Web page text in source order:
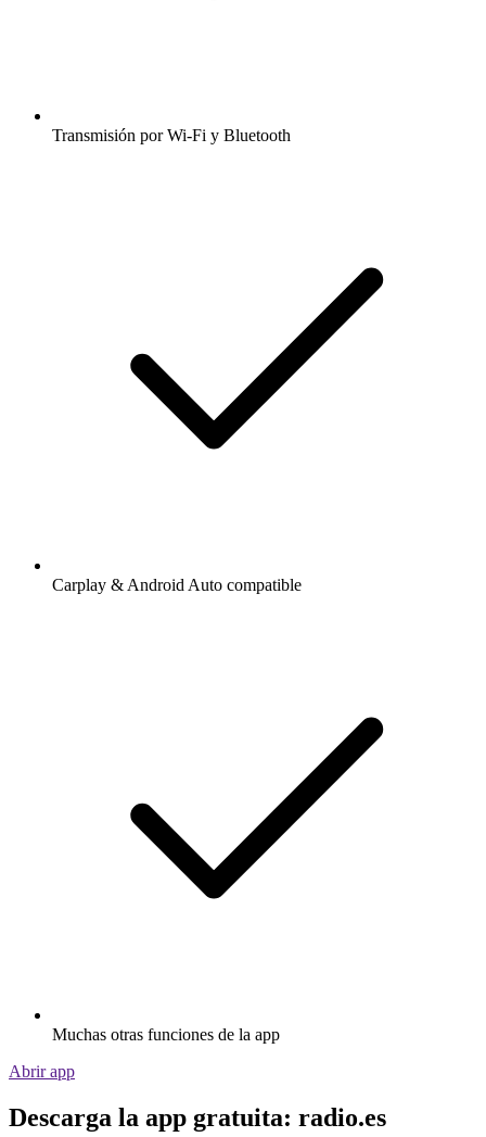
Transmisión por Wi-Fi y Bluetooth
Carplay & Android Auto compatible
Muchas otras funciones de la app
Abrir app
Descarga la app gratuita: radio.es